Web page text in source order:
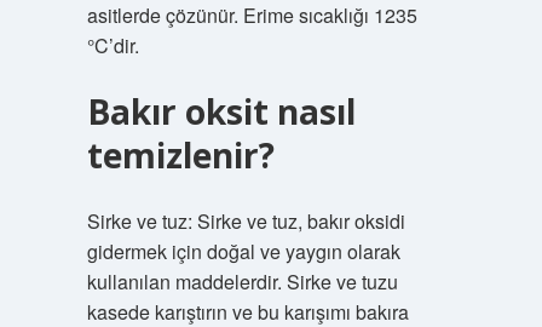
asitlerde çözünür. Erime sıcaklığı 1235
°C’dir.
Bakır oksit nasıl
temizlenir?
Sirke ve tuz: Sirke ve tuz, bakır oksidi
gidermek için doğal ve yaygın olarak
kullanılan maddelerdir. Sirke ve tuzu
kasede karıştırın ve bu karışımı bakıra